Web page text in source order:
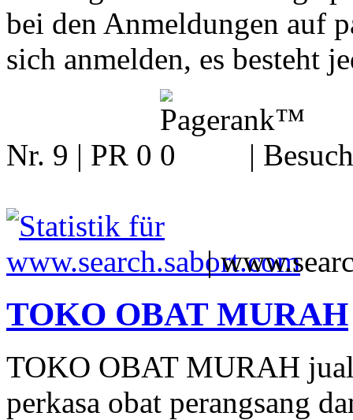
bei den Anmeldungen auf
sich anmelden, es besteht
Nr. 9 | PR 0 |
|
TOKO OBAT MURAH
TOKO OBAT MURAH
perkasa obat perangsang